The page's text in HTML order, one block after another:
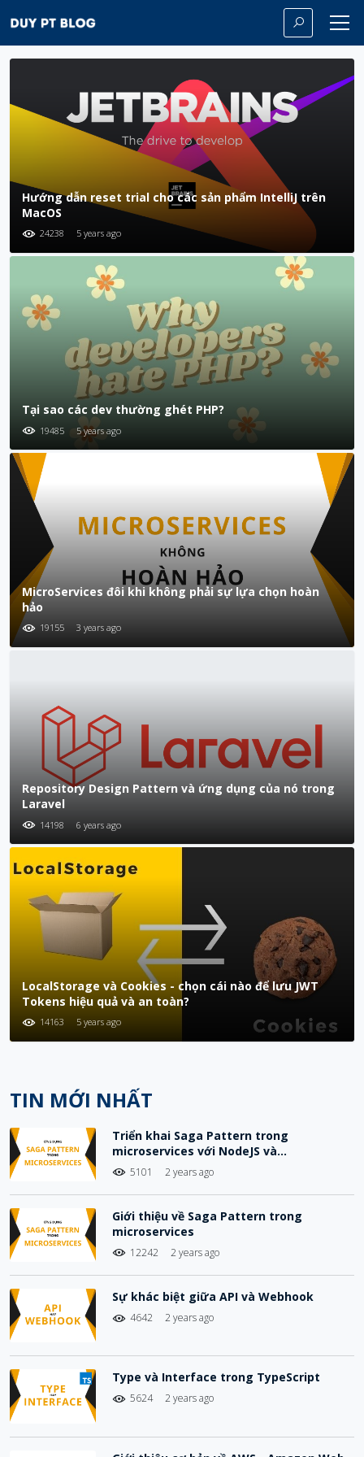
Hướng dẫn reset trial cho các sản phẩm IntelliJ trên
MacOS
24238 5 years ago
Tại sao các dev thường ghét PHP?
19485 5 years ago
MicroServices đôi khi không phải sự lựa chọn hoàn
hảo
19155 3 years ago
Repository Design Pattern và ứng dụng của nó trong
Laravel
14198 6 years ago
LocalStorage và Cookies - chọn cái nào để lưu JWT
Tokens hiệu quả và an toàn?
14163 5 years ago
TIN MỚI NHẤT
Triển khai Saga Pattern trong
microservices với NodeJS và
Choreography-Based Saga
5101 2 years ago
Giới thiệu về Saga Pattern trong
microservices
12242 2 years ago
Sự khác biệt giữa API và Webhook
4642 2 years ago
Type và Interface trong TypeScript
5624 2 years ago